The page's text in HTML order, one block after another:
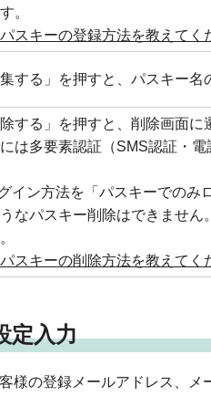
。
パスキーの登録方法を教えてく
集する」を押すと、パスキー名
除する」を押すと、削除画面に
は多要素認証（SMS認証・電
イン方法を「パスキーでのみ
なパスキー削除はできませ
パスキーの削除方法を教えてく
定入力
様の登録メールアドレス、メ